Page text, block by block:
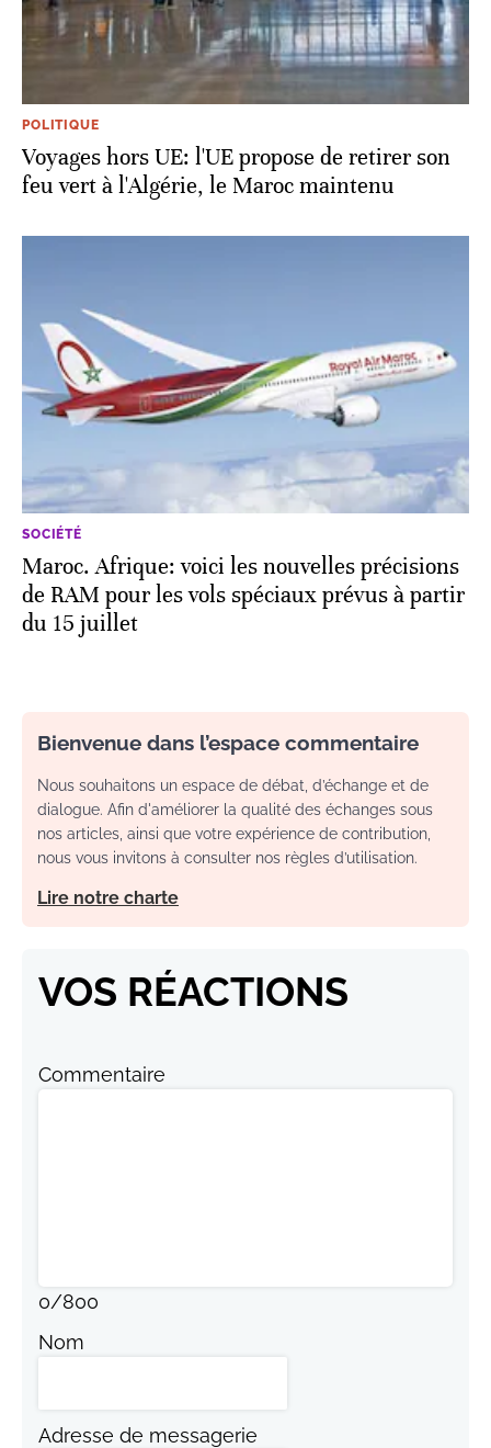
POLITIQUE
Voyages hors UE: l'UE propose de retirer son
feu vert à l'Algérie, le Maroc maintenu
SOCIÉTÉ
Maroc. Afrique: voici les nouvelles précisions
de RAM pour les vols spéciaux prévus à partir
du 15 juillet
Bienvenue dans l’espace commentaire
Nous souhaitons un espace de débat, d’échange et de
dialogue. Afin d'améliorer la qualité des échanges sous
nos articles, ainsi que votre expérience de contribution,
nous vous invitons à consulter nos règles d’utilisation.
Lire notre charte
VOS RÉACTIONS
Commentaire
0/800
Nom
Adresse de messagerie